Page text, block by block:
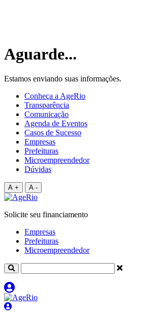
Aguarde...
Estamos enviando suas informações.
Conheça a AgeRio
Transparência
Comunicação
Agenda de Eventos
Casos de Sucesso
Empresas
Prefeituras
Microempreendedor
Dúvidas
A + A -
Solicite seu financiamento
Empresas
Prefeituras
Microempreendedor